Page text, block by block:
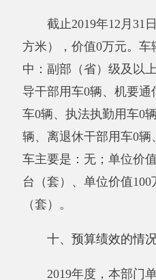
经营收入：指事业单
辅助活动之外开展非独立核
入。
附属单位上缴收入：指
核算单位按有关规定上缴的
其他收入：指除上述“
业收入”、“经营收入”、“附
外取得的收入。
用事业基金弥补收支差
年的“财政拨款收入”、“财
收入”不足以安排当年支出